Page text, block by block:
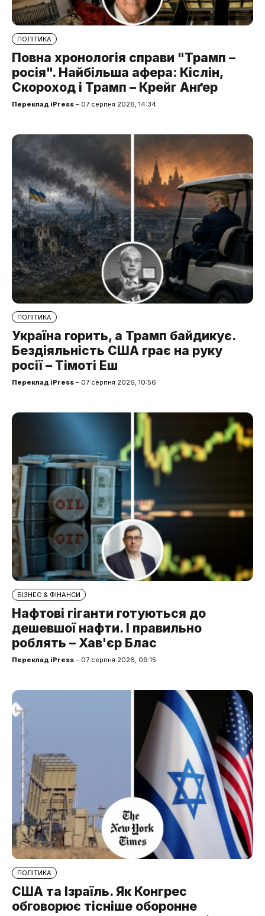
ПОЛІТИКА
Повна хронологія справи "Трамп –
росія". Найбільша афера: Кіслін,
Скороход і Трамп – Крейг Анґер
Переклад iPress – 07 серпня 2026, 14:34
ПОЛІТИКА
Україна горить, а Трамп байдикує.
Бездіяльність США грає на руку
росії – Тімоті Еш
Переклад iPress – 07 серпня 2026, 10:56
БІЗНЕС & ФІНАНСИ
Нафтові гіганти готуються до
дешевшої нафти. І правильно
роблять – Хав'єр Блас
Переклад iPress – 07 серпня 2026, 09:15
ПОЛІТИКА
США та Ізраїль. Як Конгрес
обговорює тісніше оборонне